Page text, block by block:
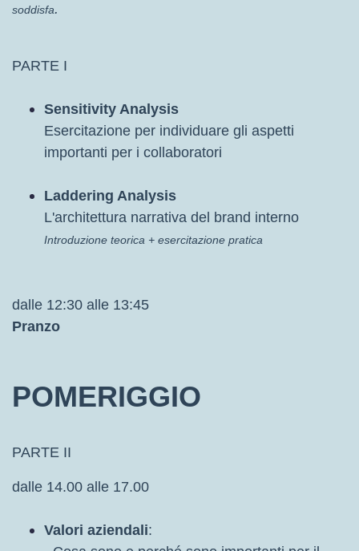
soddisfa.
PARTE I
Sensitivity Analysis
Esercitazione per individuare gli aspetti
importanti per i collaboratori
Laddering Analysis
L'architettura narrativa del brand interno
Introduzione teorica + esercitazione pratica
dalle 12:30 alle 13:45
Pranzo
POMERIGGIO
PARTE II
dalle 14.00 alle 17.00
Valori aziendali: